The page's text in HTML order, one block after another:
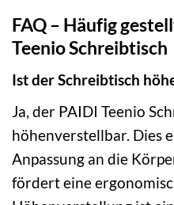
FAQ – Häufig
Teenio Schreibtisch
Ist der Schreibtisch
Ja, der PAIDI Teenio
höhenverstellbar. Dies
Anpassung an die
fördert eine